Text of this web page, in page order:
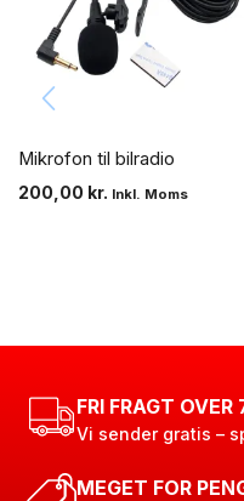
Mikrofon til bilradio
200,00 kr. Inkl. Moms
FRI FRAGT
Vi sender gratis –
MEGET FOR